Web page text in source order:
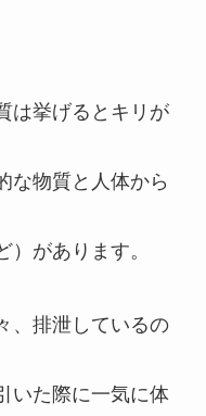
は挙げるとキリが
な物質と人体から
があります。
、排泄しているの
いた際に一気に体